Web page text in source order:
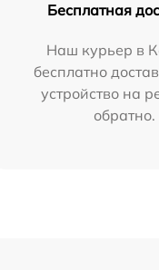
Бесплатная
Наш курьер в
бесплатно
устройство на
обратно.